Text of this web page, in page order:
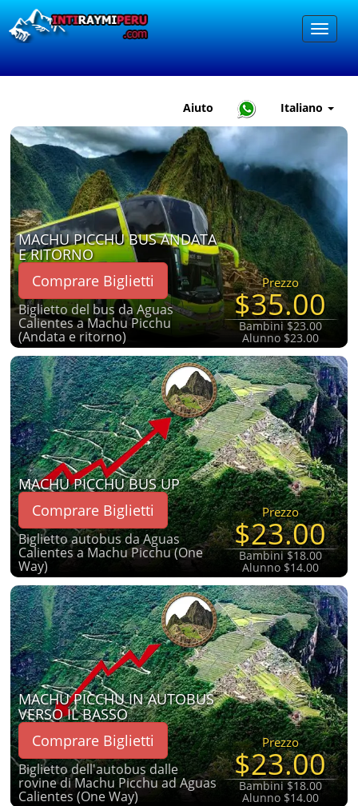
Aiuto Italiano
MACHU PICCHU BUS ANDATA
E RITORNO
Comprare Biglietti
Biglietto del bus da Aguas
Calientes a Machu Picchu
(Andata e ritorno)
Prezzo
$35.00
Bambini $23.00
Alunno $23.00
MACHU PICCHU BUS UP
Comprare Biglietti
Biglietto autobus da Aguas
Calientes a Machu Picchu (One
Way)
Prezzo
$23.00
Bambini $18.00
Alunno $14.00
MACHU PICCHU IN AUTOBUS
VERSO IL BASSO
Comprare Biglietti
Biglietto dell'autobus dalle
rovine di Machu Picchu ad Aguas
Calientes (One Way)
Prezzo
$23.00
Bambini $18.00
Alunno $14.00